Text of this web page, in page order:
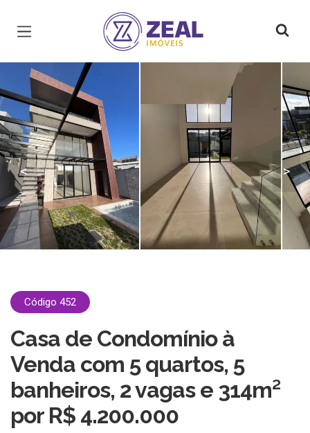
Página inicial
< >
Código 452
Casa de Condomínio à
Venda com 5 quartos, 5
banheiros, 2 vagas e 314m²
por R$ 4.200.000